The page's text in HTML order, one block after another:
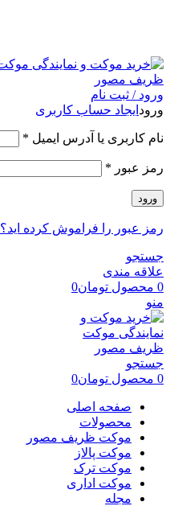
ورود / ثبت نام
ورود ایجاد حساب کاربری
نام کاربری یا آدرس ایمیل *
رمز عبور *
ورود
رمز عبور را فراموش کرده اید؟
جستجو
علاقه مندی
0 محصول تومان0
منو
جستجو
0 محصول تومان0
صفحه اصلی
محصولات
موکت ظریف مصور
موکت پالاز
موکت ترک
موکت اداری
مجله